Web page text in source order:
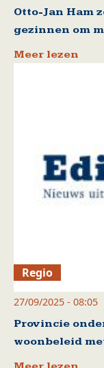
Otto-Jan Ham
gezinnen om
Meer lezen
Regio
27/09/2025 - 08:05
Provincie
woonbeleid